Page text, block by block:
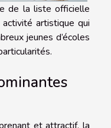
de la liste officielle
artistique qui
jeunes d’écoles